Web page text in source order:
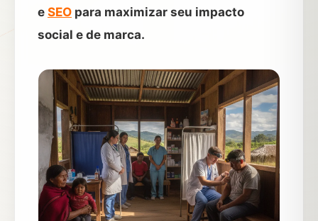
e SEO para maximizar seu impacto
social e de marca.